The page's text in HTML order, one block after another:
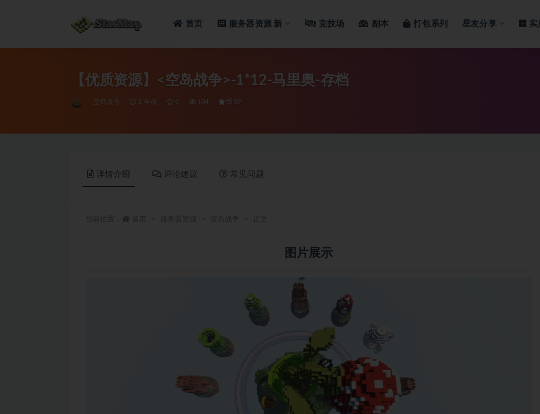
首页 服务器资源新 竞技场 副本 打包系列 星友分享 实
【优质资源】<空岛战争>-1*12-马里奥-存档
空岛战争 2 年前 0 104 币 59
详情介绍 评论建议 常见问题
图片展示